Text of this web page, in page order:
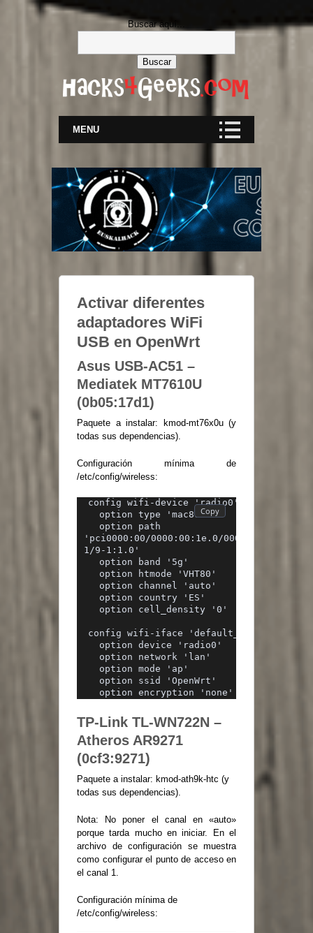
Buscar aquí...
MENU
Activar diferentes
adaptadores WiFi
USB en OpenWrt
Asus USB-AC51 –
Mediatek MT7610U
(0b05:17d1)
Paquete a instalar: kmod-mt76x0u (y
todas sus dependencias).
Configuración mínima de
/etc/config/wireless:
config wifi-device 'radio0'
  option type 'mac80211'
  option path
'pci0000:00/0000:00:1e.0/0000:05:02.0/
1/9-1:1.0'
  option band '5g'
  option htmode 'VHT80'
  option channel 'auto'
  option country 'ES'
  option cell_density '0'
config wifi-iface 'default_radio0'
  option device 'radio0'
  option network 'lan'
  option mode 'ap'
  option ssid 'OpenWrt'
  option encryption 'none'
TP-Link TL-WN722N –
Atheros AR9271
(0cf3:9271)
Paquete a instalar: kmod-ath9k-htc (y
todas sus dependencias).
Nota: No poner el canal en «auto»
porque tarda mucho en iniciar. En el
archivo de configuración se muestra
como configurar el punto de acceso en
el canal 1.
Configuración mínima de
/etc/config/wireless: